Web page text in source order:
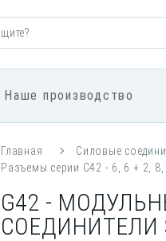
Наше производство
Главная
Силовые
Разъемы серии C42 - 6, 6 + 2,
G42 -
СОЕДИНИТЕЛИ